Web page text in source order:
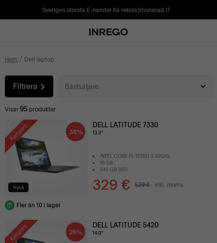
Sveriges största E-handel för rekonditionerad IT
Hem Dell laptop
Filtrera Bästsäljare
Visar95 produkter
Kampanj 38%
Hyvä
DELL LATITUDE 7330
13.3"
INTEL CORE I5-1235U 3.30GHz
16 GB
240 GB SSD
329 € 529 € Inkl. moms
Fler än 10 i lager
Kampanj 26%
DELL LATITUDE 5420
14.0"